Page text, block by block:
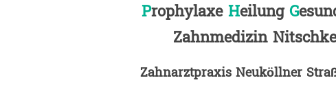
Prophylaxe Heilung G
Zahnmedizin Nitschke
Zahnarztpraxis Neuköllner